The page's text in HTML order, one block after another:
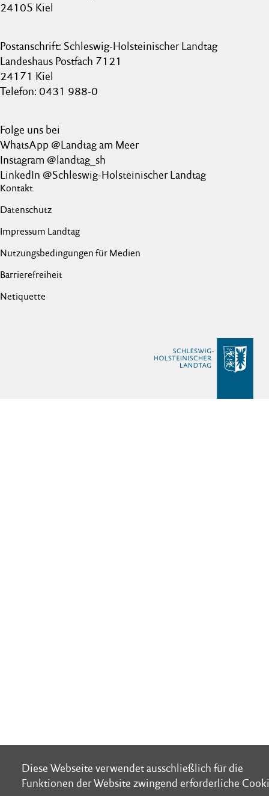
Diese Webseite verwendet ausschließlich für die
Funktionen der Website zwingend erforderliche
Diese Webseite verwendet ausschließlich für die
Funktionen der Website zwingend erforderliche
24105 Kiel
Postanschrift: Schleswig-Holsteinischer Landtag
Landeshaus Postfach 7121
24171 Kiel
Telefon: 0431 988-0
Folge uns bei
WhatsApp @Landtag am Meer
Instagram @landtag_sh
LinkedIn @Schleswig-Holsteinischer Landtag
Kontakt
Datenschutz
Impressum Landtag
Nutzungsbedingungen für Medien
Barrierefreiheit
Netiquette